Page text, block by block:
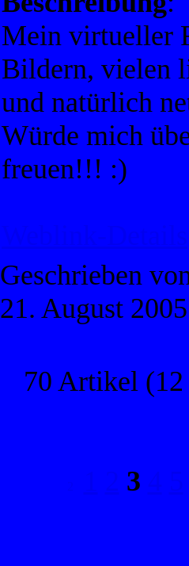
Mein virtueller
Bildern, vielen
und natürlich
Würde mich
freuen!!! :)
Geschrieben
21. August 2005
70 Artikel
3